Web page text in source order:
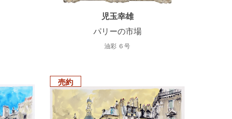
児玉幸雄
パリーの市場
油彩 ６号
売約